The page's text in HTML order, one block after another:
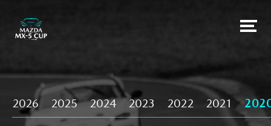
2026 2025 2024 2023 2022 2021